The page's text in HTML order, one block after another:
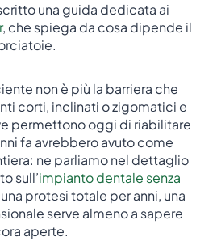
una guida dedicata ai
, che spiega da cosa dipende il
non è più la barriera che
corti, inclinati o zigomatici e
permettono oggi di riabilitare
fa avrebbero avuto come
ne parliamo nel dettaglio
sull’impianto dentale senza
protesi totale per anni, una
serve almeno a sapere
aperte.